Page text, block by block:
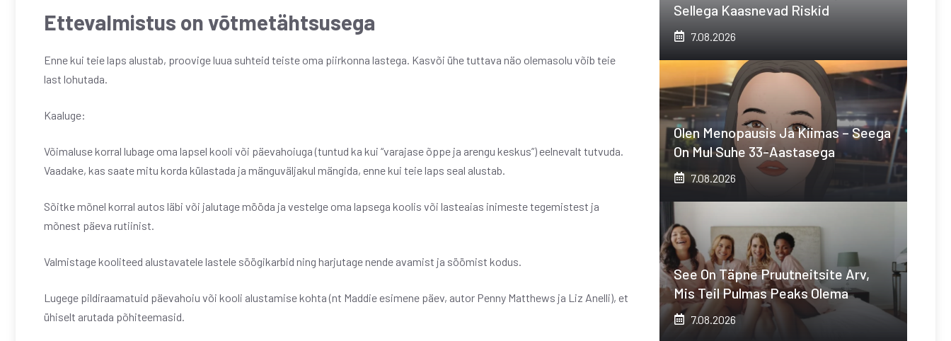
Ettevalmistus on võtmetähtsusega
Enne kui teie laps alustab, proovige luua suhteid teiste oma piirkonna lastega. Kasvõi ühe tuttava näo olemasolu võib teie
last lohutada.
Kaaluge:
Võimaluse korral lubage oma lapsel kooli või päevahoiuga (tuntud ka kui “varajase õppe ja arengu keskus”) eelnevalt tutvuda.
Vaadake, kas saate mitu korda külastada ja mänguväljakul mängida, enne kui teie laps seal alustab.
Sõitke mõnel korral autos läbi või jalutage mööda ja vestelge oma lapsega koolis või lasteaias inimeste tegemistest ja
mõnest päeva rutiinist.
Valmistage kooliteed alustavatele lastele söögikarbid ning harjutage nende avamist ja söömist kodus.
Lugege pildiraamatuid päevahoiu või kooli alustamise kohta (nt Maddie esimene päev, autor Penny Matthews ja Liz Anelli), et
ühiselt arutada põhiteemasid.
Sellega Kaasnevad Riskid
7.08.2026
Olen Menopausis Ja Kiimas – Seega
On Mul Suhe 33-Aastasega
7.08.2026
See On Täpne Pruutneitsite Arv,
Mis Teil Pulmas Peaks Olema
7.08.2026